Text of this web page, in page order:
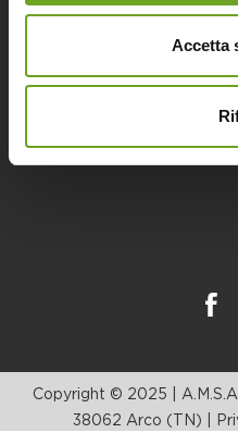
Accetta
Copyright © 2025 |
38062 Arco (TN) |